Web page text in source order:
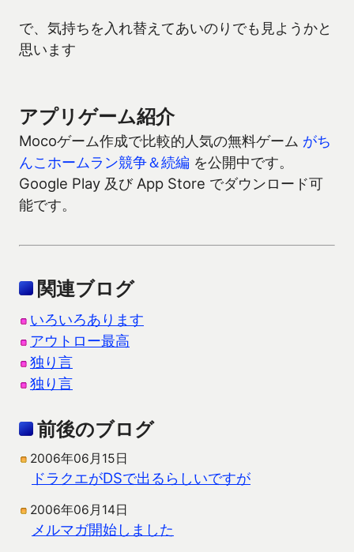
で、気持ちを入れ替えてあいのりでも見ようかと
思います
アプリゲーム紹介
Mocoゲーム作成で比較的人気の無料ゲーム がち
んこホームラン競争＆続編 を公開中です。
Google Play 及び App Store でダウンロード可
能です。
関連ブログ
いろいろあります
アウトロー最高
独り言
独り言
前後のブログ
2006年06月15日
ドラクエがDSで出るらしいですが
2006年06月14日
メルマガ開始しました